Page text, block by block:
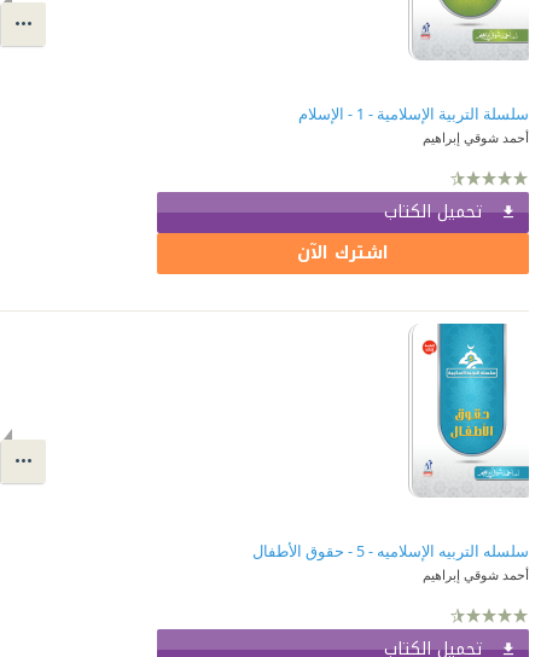
سلسلة التربية الإسلامية - 1 - الإسلام
أحمد شوقي إبراهيم
تحميل الكتاب
اشترك الآن
سلسله التربيه الإسلاميه - 5 - حقوق الأطفال
أحمد شوقي إبراهيم
تحميل الكتاب